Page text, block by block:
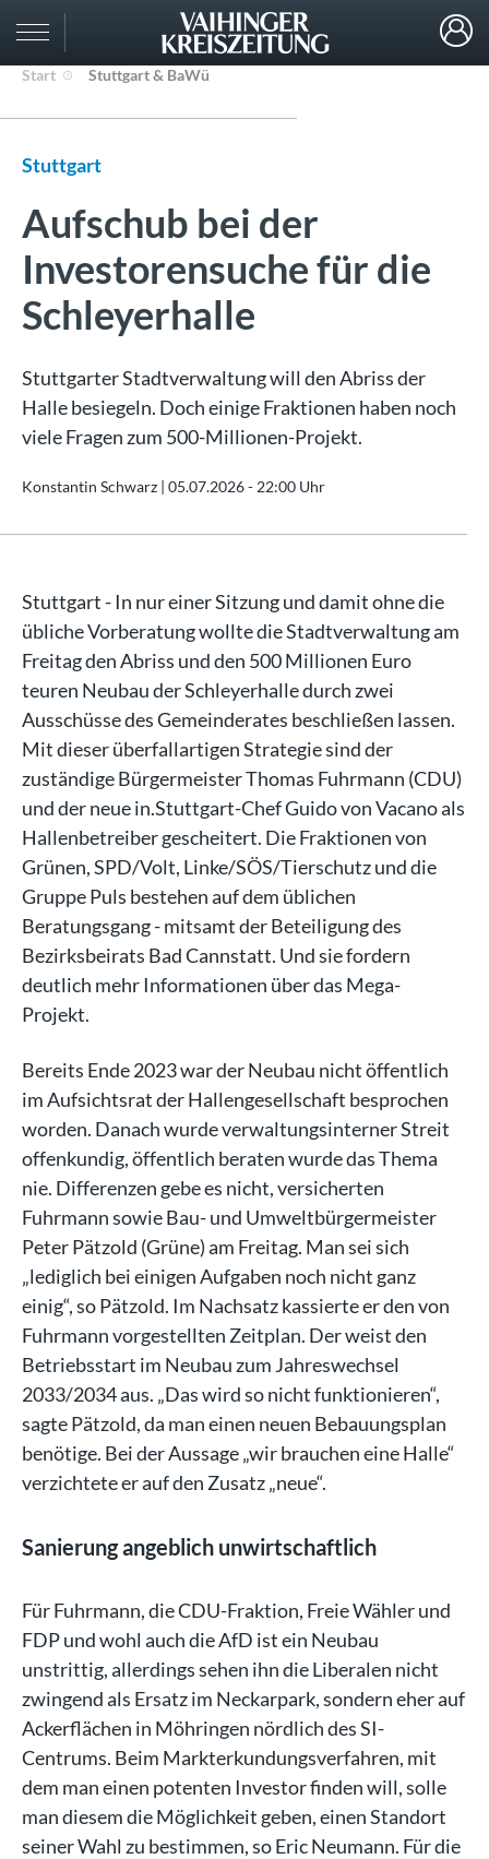
Start Stuttgart & BaWü
Stuttgart
Aufschub bei der
Investorensuche für die
Schleyerhalle
Stuttgarter Stadtverwaltung will den Abriss der
Halle besiegeln. Doch einige Fraktionen haben noch
viele Fragen zum 500-Millionen-Projekt.
Konstantin Schwarz | 05.07.2026 - 22:00 Uhr
Stuttgart - In nur einer Sitzung und damit ohne die
übliche Vorberatung wollte die Stadtverwaltung am
Freitag den Abriss und den 500 Millionen Euro
teuren Neubau der Schleyerhalle durch zwei
Ausschüsse des Gemeinderates beschließen lassen.
Mit dieser überfallartigen Strategie sind der
zuständige Bürgermeister Thomas Fuhrmann (CDU)
und der neue in.Stuttgart-Chef Guido von Vacano als
Hallenbetreiber gescheitert. Die Fraktionen von
Grünen, SPD/Volt, Linke/SÖS/Tierschutz und die
Gruppe Puls bestehen auf dem üblichen
Beratungsgang - mitsamt der Beteiligung des
Bezirksbeirats Bad Cannstatt. Und sie fordern
deutlich mehr Informationen über das Mega-
Projekt.
Bereits Ende 2023 war der Neubau nicht öffentlich
im Aufsichtsrat der Hallengesellschaft besprochen
worden. Danach wurde verwaltungsinterner Streit
offenkundig, öffentlich beraten wurde das Thema
nie. Differenzen gebe es nicht, versicherten
Fuhrmann sowie Bau- und Umweltbürgermeister
Peter Pätzold (Grüne) am Freitag. Man sei sich
„lediglich bei einigen Aufgaben noch nicht ganz
einig“, so Pätzold. Im Nachsatz kassierte er den von
Fuhrmann vorgestellten Zeitplan. Der weist den
Betriebsstart im Neubau zum Jahreswechsel
2033/2034 aus. „Das wird so nicht funktionieren“,
sagte Pätzold, da man einen neuen Bebauungsplan
benötige. Bei der Aussage „wir brauchen eine Halle“
verzichtete er auf den Zusatz „neue“.
Sanierung angeblich unwirtschaftlich
Für Fuhrmann, die CDU-Fraktion, Freie Wähler und
FDP und wohl auch die AfD ist ein Neubau
unstrittig, allerdings sehen ihn die Liberalen nicht
zwingend als Ersatz im Neckarpark, sondern eher auf
Ackerflächen in Möhringen nördlich des SI-
Centrums. Beim Markterkundungsverfahren, mit
dem man einen potenten Investor finden will, solle
man diesem die Möglichkeit geben, einen Standort
seiner Wahl zu bestimmen, so Eric Neumann. Für die